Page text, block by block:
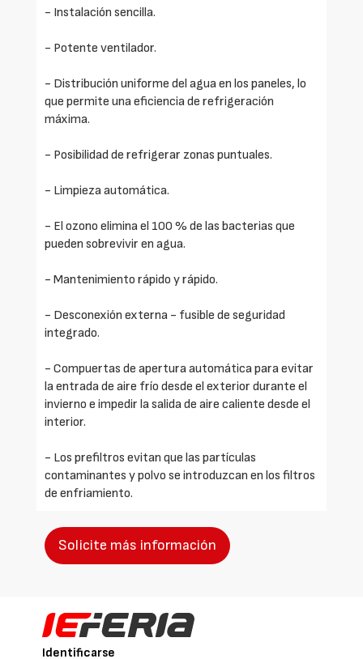
- Instalación sencilla.
- Potente ventilador.
- Distribución uniforme del agua en los paneles, lo
que permite una eficiencia de refrigeración
máxima.
- Posibilidad de refrigerar zonas puntuales.
- Limpieza automática.
- El ozono elimina el 100 % de las bacterias que
pueden sobrevivir en agua.
- Mantenimiento rápido y rápido.
- Desconexión externa - fusible de seguridad
integrado.
- Compuertas de apertura automática para evitar
la entrada de aire frío desde el exterior durante el
invierno e impedir la salida de aire caliente desde el
interior.
- Los prefiltros evitan que las partículas
contaminantes y polvo se introduzcan en los filtros
de enfriamiento.
Solicite más información
Identificarse